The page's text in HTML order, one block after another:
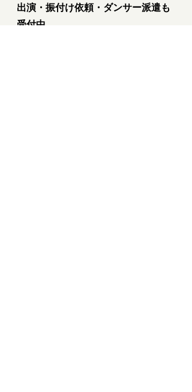
出演・振付け依頼・ダンサー派遣も
受付中